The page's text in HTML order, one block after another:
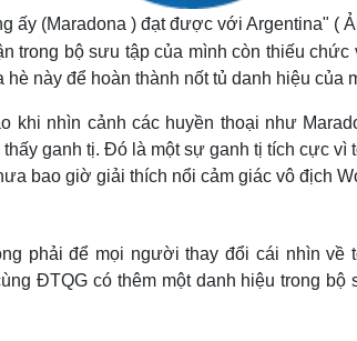
ấy (Maradona ) đạt được với Argentina" (
trong bộ sưu tập của mình còn thiếu
này để hoàn thành nốt tủ danh hiệu của
khi nhìn cảnh các huyền thoại như
ganh tị. Đó là một sự ganh tị tích cực
bao giờ giải thích nổi cảm giác vô địch
phải để mọi người thay đổi cái nhìn
ĐTQG có thêm một danh hiệu trong bộ